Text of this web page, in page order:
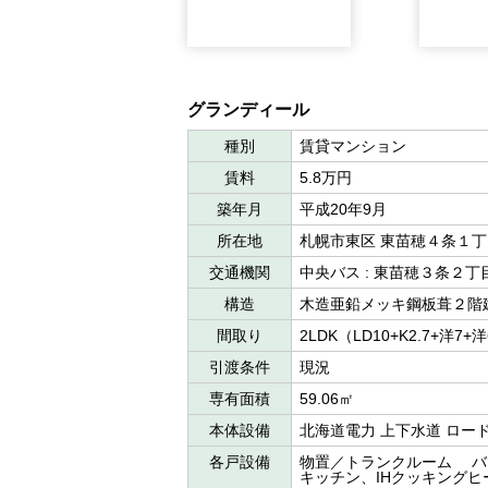
グランディール
種別
賃貸マンション
賃料
5.8万円
築年月
平成20年9月
所在地
札幌市東区 東苗穂４条１
交通機関
中央バス : 東苗穂３条２丁
構造
木造亜鉛メッキ鋼板葺２階
間取り
2LDK（LD10+K2.7+洋7+
引渡条件
現況
専有面積
59.06㎡
本体設備
北海道電力 上下水道 ロー
各戸設備
物置／トランクルーム
キッチン、IHクッキング